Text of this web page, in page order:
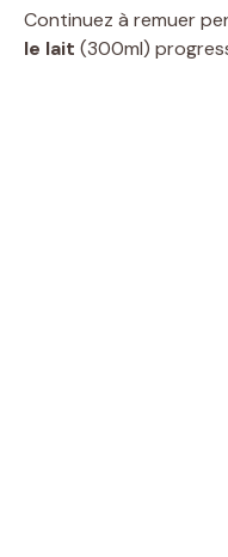
Continuez à remuer
le lait (300ml)